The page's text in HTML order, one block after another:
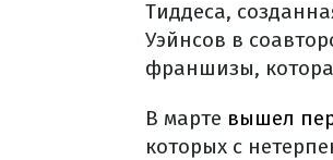
Тиддеса,
Уэйнсов в
франшизы,
В марте вышел
которых с